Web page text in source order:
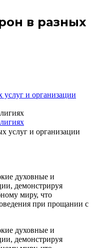
в разных
услуг и организации
услуг и организации
духовные и
демонстрируя
миру, что
при прощании с
духовные и
демонстрируя